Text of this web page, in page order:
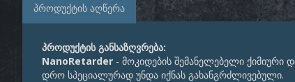
პროდუქტის აღწერა
პროდუქტის განსაზღვრება:
NanoRetarder - მოკიდების შემანელებელი ქიმიური
დრო სპეციალურად უნდა იქნას გახანგრძლივებული.